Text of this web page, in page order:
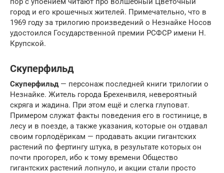
город и его крошечных жителей. Примечательно, что в
1969 году за трилогию произведений о Незнайке Носов
удостоился Государственной премии РСФСР имени Н.
Крупской.
Скуперфильд
Скуперфильд— персонаж последней книги трилогии о
Незнайке. Житель города Брехенвиля, невероятный
скряга и жадина. При этом ещё и слегка глуповат.
Примером служат факты поведения его в гостинице, в
лесу и в поезде, а также указания, которые он отдавал
своим горлодёрикам — продавать акции гигантских
растений по фертингу штука, в результате которых он
почти прогорел, ибо к тому времени Общество
гигантских растений лопнуло, и акции стали просто